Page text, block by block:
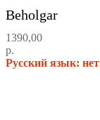
Beholgar
1390,00
р.
Русский язык: нет